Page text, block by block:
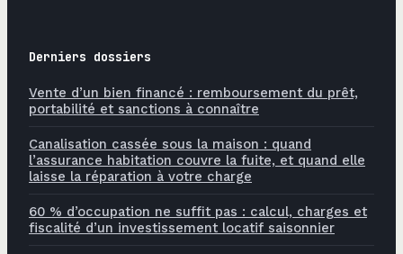
Derniers dossiers
Vente d’un bien financé : remboursement du prêt,
portabilité et sanctions à connaître
Canalisation cassée sous la maison : quand
l’assurance habitation couvre la fuite, et quand elle
laisse la réparation à votre charge
60 % d’occupation ne suffit pas : calcul, charges et
fiscalité d’un investissement locatif saisonnier